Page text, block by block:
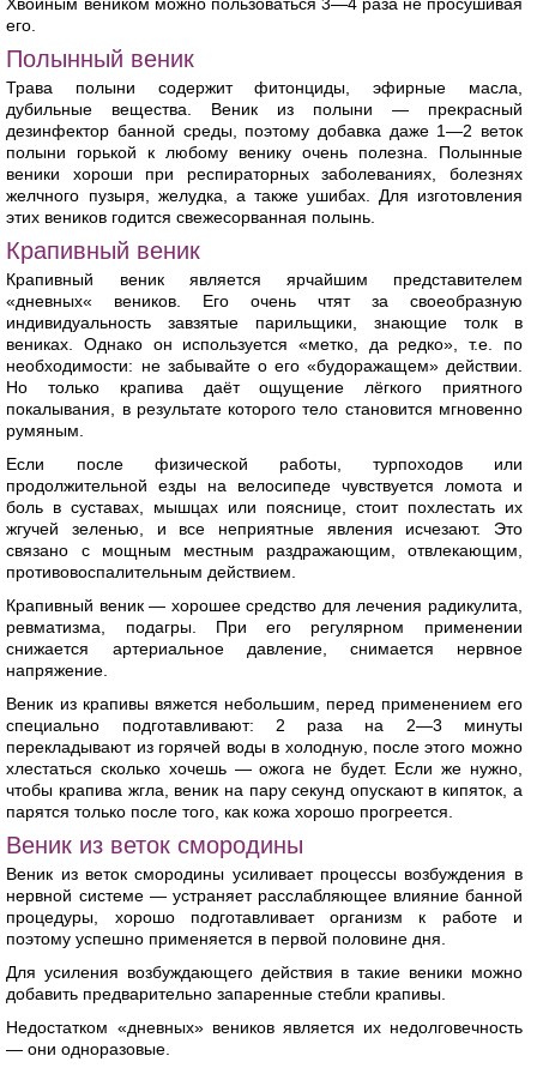
его.
Полынный веник
Трава полыни содержит фитонциды, эфирные масла,
дубильные вещества. Веник из полыни — прекрасный
дезинфектор банной среды, поэтому добавка даже 1—2 веток
полыни горькой к любому венику очень полезна. Полынные
веники хороши при респираторных заболеваниях, болезнях
желчного пузыря, желудка, а также ушибах. Для изготовления
этих веников годится свежесорванная полынь.
Крапивный веник
Крапивный веник является ярчайшим представителем
«дневных« веников. Его очень чтят за своеобразную
индивидуальность завзятые парильщики, знающие толк в
вениках. Однако он используется «метко, да редко», т.е. по
необходимости: не забывайте о его «будоражащем» действии.
Но только крапива даёт ощущение лёгкого приятного
покалывания, в результате которого тело становится мгновенно
румяным.
Если после физической работы, турпоходов или
продолжительной езды на велосипеде чувствуется ломота и
боль в суставах, мышцах или пояснице, стоит похлестать их
жгучей зеленью, и все неприятные явления исчезают. Это
связано с мощным местным раздражающим, отвлекающим,
противовоспалительным действием.
Крапивный веник — хорошее средство для лечения радикулита,
ревматизма, подагры. При его регулярном применении
снижается артериальное давление, снимается нервное
напряжение.
Веник из крапивы вяжется небольшим, перед применением его
специально подготавливают: 2 раза на 2—3 минуты
перекладывают из горячей воды в холодную, после этого можно
хлестаться сколько хочешь — ожога не будет. Если же нужно,
чтобы крапива жгла, веник на пару секунд опускают в кипяток, а
парятся только после того, как кожа хорошо прогреется.
Веник из веток смородины
Веник из веток смородины усиливает процессы возбуждения в
нервной системе — устраняет расслабляющее влияние банной
процедуры, хорошо подготавливает организм к работе и
поэтому успешно применяется в первой половине дня.
Для усиления возбуждающего действия в такие веники можно
добавить предварительно запаренные стебли крапивы.
Недостатком «дневных» веников является их недолговечность
— они одноразовые.